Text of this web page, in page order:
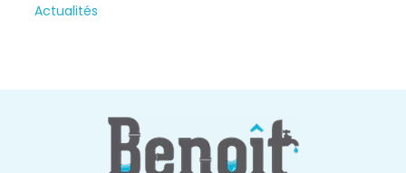
Actualités